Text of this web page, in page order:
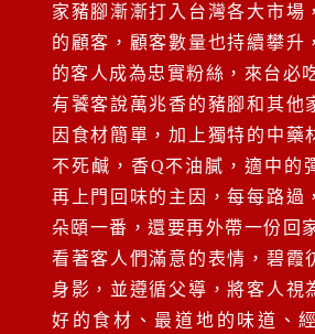
家豬腳漸漸打入台灣各大市場
的顧客，顧客數量也持續攀升
的客人成為忠實粉絲，來台必
有饕客說萬兆香的豬腳和其他
因食材簡單，加上獨特的中藥
不死鹹，香Q不油膩，適中的
再上門回味的主因，每每路過
朵頤一番，還要再外帶一份回
看著客人們滿意的表情，碧霞
身影，並遵循父導，將客人視
好的食材、最道地的味道、